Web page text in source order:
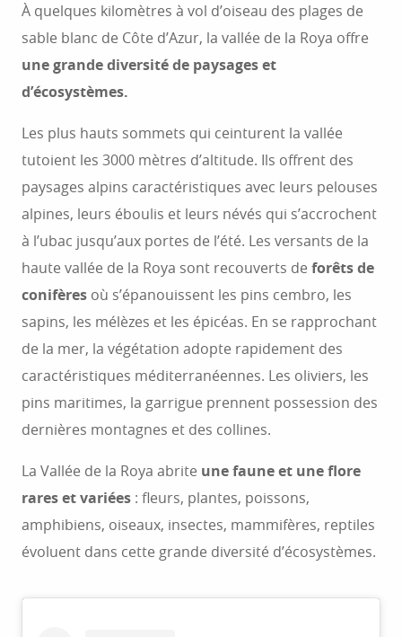
À quelques kilomètres à vol d’oiseau des plages de
sable blanc de Côte d’Azur, la vallée de la Roya offre
une grande diversité de paysages et
d’écosystèmes.
Les plus hauts sommets qui ceinturent la vallée
tutoient les 3000 mètres d’altitude. Ils offrent des
paysages alpins caractéristiques avec leurs pelouses
alpines, leurs éboulis et leurs névés qui s’accrochent
à l’ubac jusqu’aux portes de l’été. Les versants de la
haute vallée de la Roya sont recouverts de forêts de
conifères où s’épanouissent les pins cembro, les
sapins, les mélèzes et les épicéas. En se rapprochant
de la mer, la végétation adopte rapidement des
caractéristiques méditerranéennes. Les oliviers, les
pins maritimes, la garrigue prennent possession des
dernières montagnes et des collines.
La Vallée de la Roya abrite une faune et une flore
rares et variées : fleurs, plantes, poissons,
amphibiens, oiseaux, insectes, mammifères, reptiles
évoluent dans cette grande diversité d’écosystèmes.